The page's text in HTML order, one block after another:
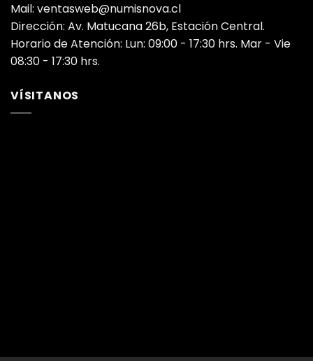
Mail: ventasweb@numisnova.cl
Dirección: Av. Matucana 26b, Estación Central.
Horario de Atención: Lun: 09:00 - 17:30 hrs. Mar - Vie
08:30 - 17:30 hrs.
VÍSITANOS